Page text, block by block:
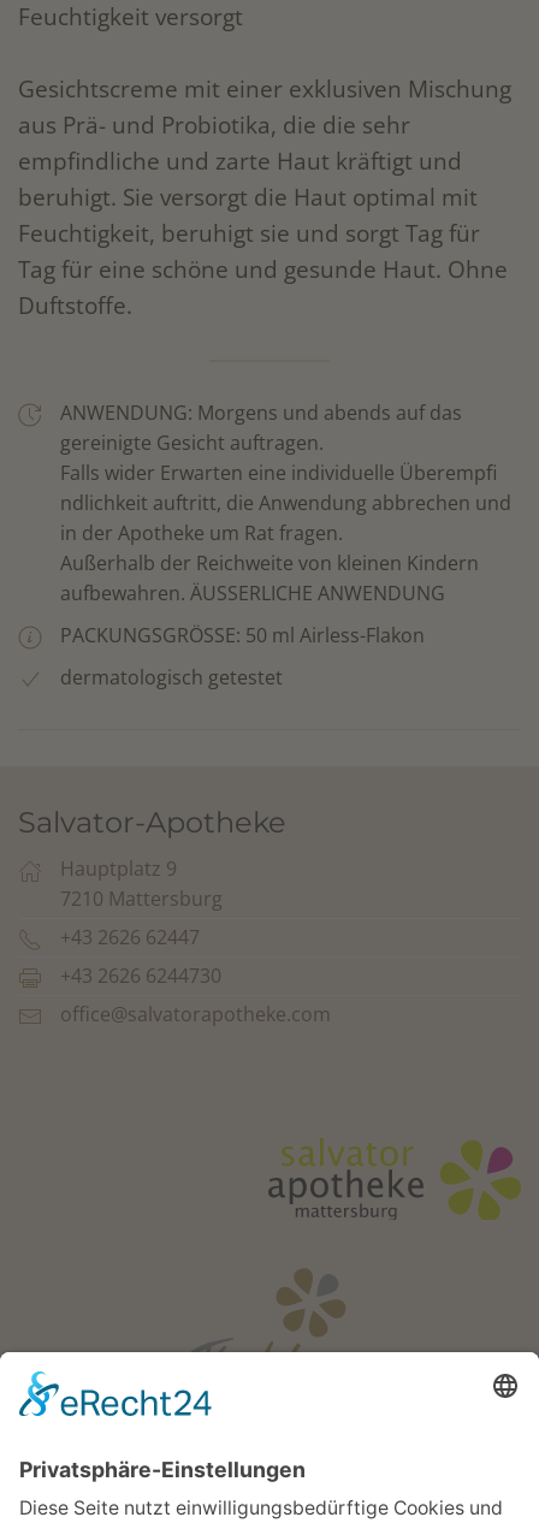
Feuchtigkeit versorgt
Gesichtscreme mit einer exklusiven Mischung
aus Prä- und Probiotika, die die sehr
empfindliche und zarte Haut kräftigt und
beruhigt. Sie versorgt die Haut optimal mit
Feuchtigkeit, beruhigt sie und sorgt Tag für
Tag für eine schöne und gesunde Haut. Ohne
Duftstoffe.
ANWENDUNG: Morgens und abends auf das
gereinigte Gesicht auftragen.
Falls wider Erwarten eine individuelle Überempfi
ndlichkeit auftritt, die Anwendung abbrechen und
in der Apotheke um Rat fragen.
Außerhalb der Reichweite von kleinen Kindern
aufbewahren. ÄUSSERLICHE ANWENDUNG
PACKUNGSGRÖSSE: 50 ml Airless-Flakon
dermatologisch getestet
Salvator-Apotheke
Hauptplatz 9
7210 Mattersburg
+43 2626 62447
+43 2626 6244730
office@salvatorapotheke.com
Öffnungszeiten